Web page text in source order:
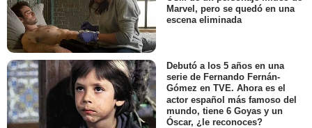
Marvel, pero se quedó en una
escena eliminada
Debutó a los 5 años en una
serie de Fernando Fernán-
Gómez en TVE. Ahora es el
actor español más famoso del
mundo, tiene 6 Goyas y un
Óscar, ¿le reconoces?